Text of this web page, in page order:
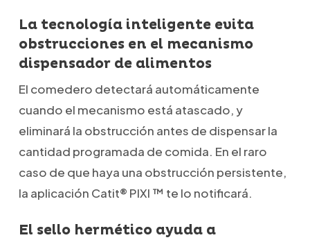
La tecnología inteligente evita
obstrucciones en el mecanismo
dispensador de alimentos
El comedero detectará automáticamente
cuando el mecanismo está atascado, y
eliminará la obstrucción antes de dispensar la
cantidad programada de comida. En el raro
caso de que haya una obstrucción persistente,
la aplicación Catit® PIXI ™ te lo notificará.
El sello hermético ayuda a